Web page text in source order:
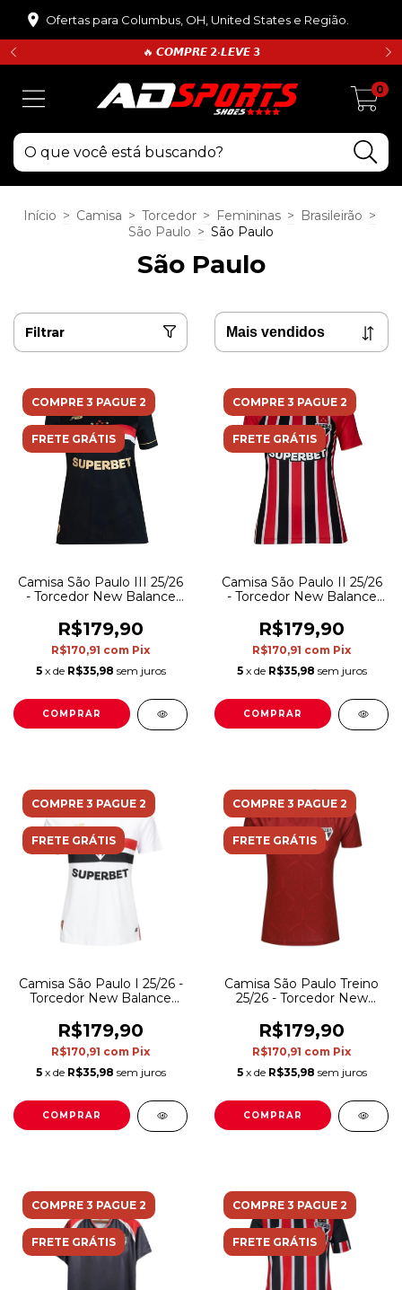
Ofertas para Columbus, OH, United States e Região.
🔥 𝘾𝙊𝙈𝙋𝙍𝙀 𝟮•𝙇𝙀𝙑𝙀 𝟯
0
Início > Camisa > Torcedor > Femininas > Brasileirão >
São Paulo > São Paulo
São Paulo
Filtrar
COMPRE 3 PAGUE 2
FRETE GRÁTIS
Camisa São Paulo III 25/26
- Torcedor New Balance
R$179,90
R$170,91 com Pix
5 x de R$35,98 sem juros
COMPRAR
COMPRE 3 PAGUE 2
FRETE GRÁTIS
Camisa São Paulo II 25/26
- Torcedor New Balance
preta
R$179,90
R$170,91 com Pix
5 x de R$35,98 sem juros
COMPRAR
COMPRE 3 PAGUE 2
FRETE GRÁTIS
Camisa São Paulo I 25/26 -
Torcedor New Balance
detalhes em vermelho e
preto
R$179,90
R$170,91 com Pix
5 x de R$35,98 sem juros
COMPRAR
COMPRE 3 PAGUE 2
FRETE GRÁTIS
Camisa São Paulo Treino
25/26 - Torcedor New
Vermelha
R$179,90
R$170,91 com Pix
5 x de R$35,98 sem juros
COMPRAR
COMPRE 3 PAGUE 2
FRETE GRÁTIS
COMPRE 3 PAGUE 2
FRETE GRÁTIS